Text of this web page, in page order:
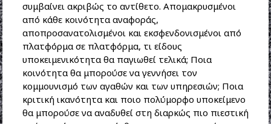
συμβαίνει ακριβώς το αντίθετο. Απομακρυσμένοι
από κάθε κοινότητα αναφοράς,
αποπροσανατολισμένοι και εκσφενδονισμένοι από
πλατφόρμα σε πλατφόρμα, τι είδους
υποκειμενικότητα θα παγιωθεί τελικά; Ποια
κοινότητα θα μπορούσε να γεννήσει τον
κομμουνισμό των αγαθών και των υπηρεσιών; Ποια
κριτική ικανότητα και ποιο πολύμορφο υποκείμενο
θα μπορούσε να αναδυθεί στη διαρκώς πιο πιεστική